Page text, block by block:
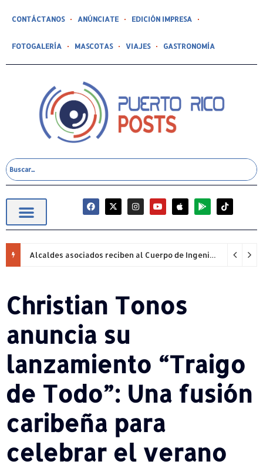
CONTÁCTANOS ANÚNCIATE EDICIÓN IMPRESA
FOTOGALERÍA MASCOTAS VIAJES GASTRONOMÍA
Alcaldes asociados reciben al Cuerpo de Ingenieros (USACE) para proyectos pendientes.
Christian Tonos
anuncia su
lanzamiento “Traigo
de Todo”: Una fusión
caribeña para
celebrar el verano